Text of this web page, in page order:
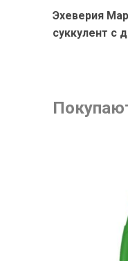
Эхеверия
суккулент с